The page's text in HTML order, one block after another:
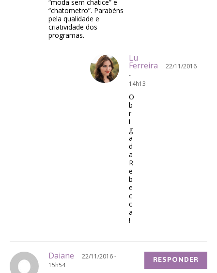
“moda sem chatice” e
“chatometro”. Parabéns
pela qualidade e
criatividade dos
programas.
Lu
Ferreira
22/11/2016
-
14h13
O
b
r
i
g
a
d
a
R
e
b
e
c
c
a
!
Daiane
22/11/2016 -
15h54
RESPONDER